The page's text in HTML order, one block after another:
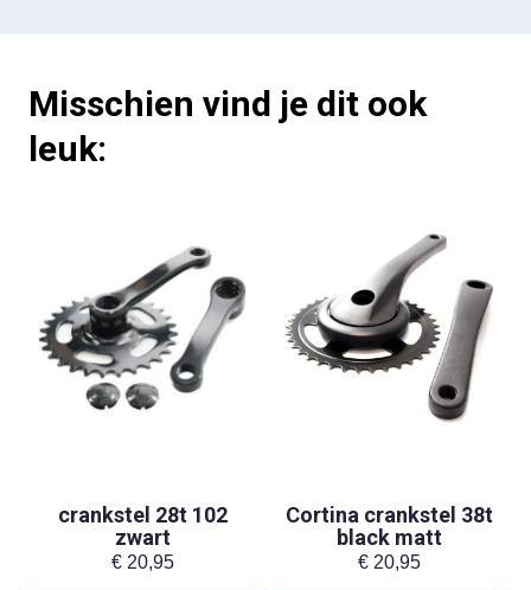
Misschien vind je dit ook
leuk:
crankstel 28t 102
zwart
€20,95
Cortina crankstel 38t
black matt
€20,95